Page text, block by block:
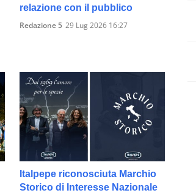
relazione con il pubblico
Redazione 5 29 Lug 2026 16:27
Italpepe riconosciuta Marchio
Storico di Interesse Nazionale